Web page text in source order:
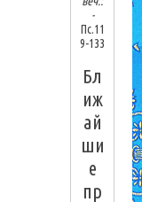
-
Пс.11
9-133
Бл
иж
ай
ши
е
пр